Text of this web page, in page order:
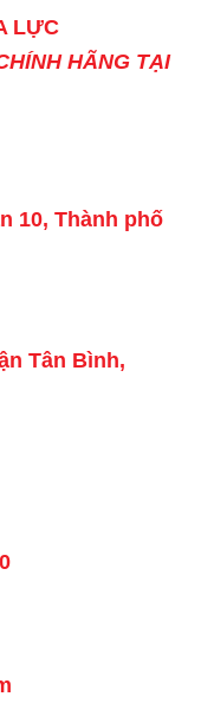
LỰC
HÃNG TẠI
10, Thành phố
Tân Bình,